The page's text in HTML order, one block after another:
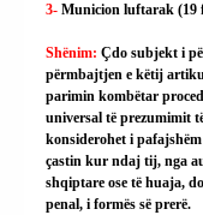
3- Municion luftarak (19
Shënim: Çdo subjekt i
përmbajtjen e këtij
parimin kombëtar
universal të prezumimit
konsiderohet i
çastin kur ndaj tij, nga
shqiptare ose të huaja,
penal, i formës së prerë.